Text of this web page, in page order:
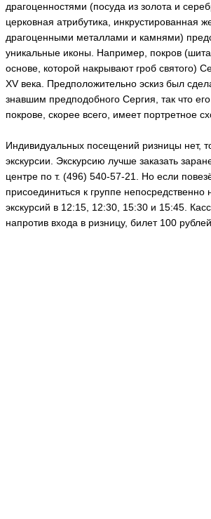
драгоценностями (посуда из золота и
церковная атрибутика, инкрустированная
драгоценными металлами и камнями)
уникальные иконы. Например, покров
основе, которой накрывают гроб святого)
XV века. Предположительно эскиз был
знавшим предподобного Сергия, так что
покрове, скорее всего, имеет портретное
Индивидуальных посещений ризницы нет,
экскурсии. Экскурсию лучше заказать
центре по т. (496) 540-57-21. Но если
присоединиться к группе
экскурсий в 12:15, 12:30, 15:30 и 15:45.
напротив входа в ризницу, билет 100 рублей.